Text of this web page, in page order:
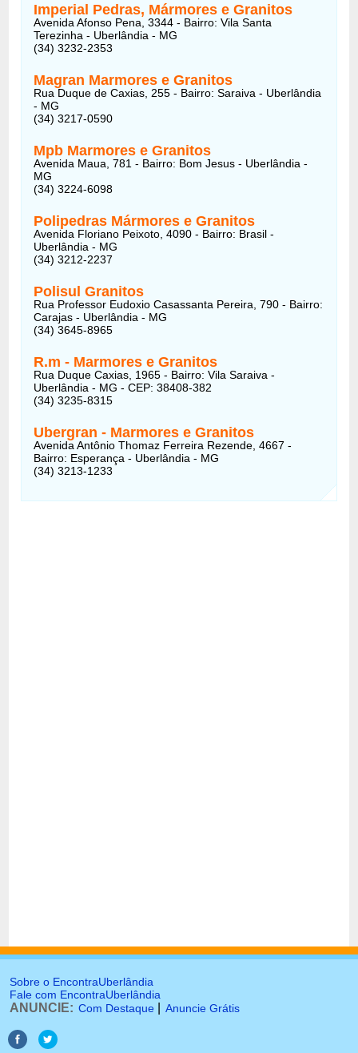
Imperial Pedras, Mármores e Granitos
Avenida Afonso Pena, 3344 - Bairro: Vila Santa
Terezinha - Uberlândia - MG
(34) 3232-2353
Magran Marmores e Granitos
Rua Duque de Caxias, 255 - Bairro: Saraiva - Uberlândia
- MG
(34) 3217-0590
Mpb Marmores e Granitos
Avenida Maua, 781 - Bairro: Bom Jesus - Uberlândia -
MG
(34) 3224-6098
Polipedras Mármores e Granitos
Avenida Floriano Peixoto, 4090 - Bairro: Brasil -
Uberlândia - MG
(34) 3212-2237
Polisul Granitos
Rua Professor Eudoxio Casassanta Pereira, 790 - Bairro:
Carajas - Uberlândia - MG
(34) 3645-8965
R.m - Marmores e Granitos
Rua Duque Caxias, 1965 - Bairro: Vila Saraiva -
Uberlândia - MG - CEP: 38408-382
(34) 3235-8315
Ubergran - Marmores e Granitos
Avenida Antônio Thomaz Ferreira Rezende, 4667 -
Bairro: Esperança - Uberlândia - MG
(34) 3213-1233
Sobre o EncontraUberlândia
Fale com EncontraUberlândia
ANUNCIE: Com Destaque Anuncie Grátis